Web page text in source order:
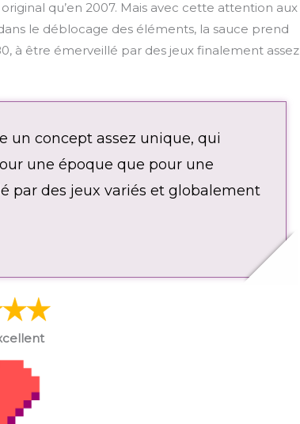
qu’en 2007. Mais avec cette attention aux
le déblocage des éléments, la sauce prend
à être émerveillé par des jeux finalement assez
un concept assez unique, qui
une époque que pour une
par des jeux variés et globalement